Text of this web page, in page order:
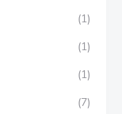
(1)
(1)
(1)
(7)